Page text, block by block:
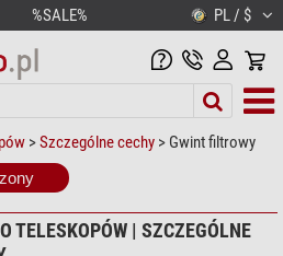
%SALE% PL / $
>Szczególne cechy > Gwint filtrowy
TELESKOPÓW | SZCZEGÓLNE